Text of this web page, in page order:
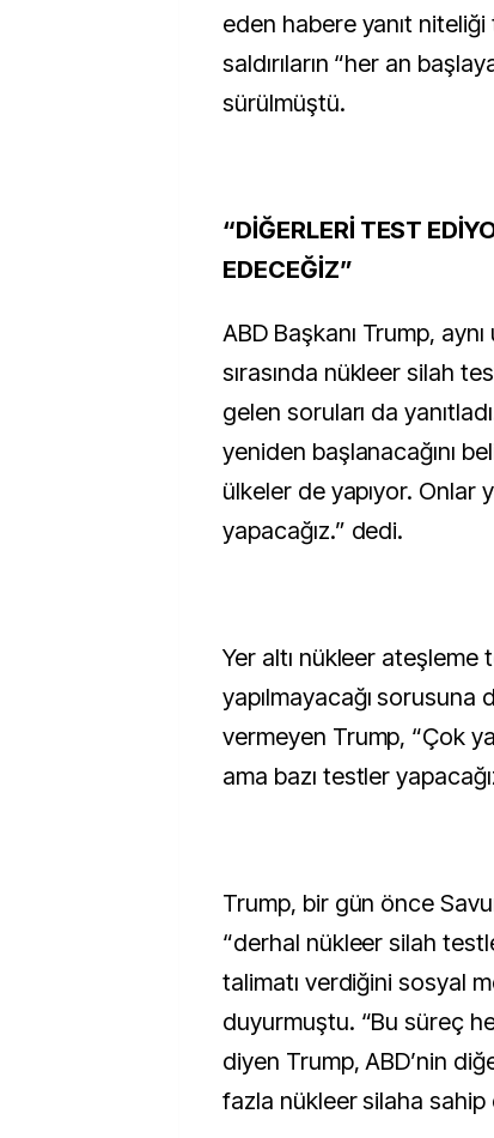
eden habere yanıt niteliği
saldırıların “her an
sürülmüştü.
“DİĞERLERİ TEST
EDECEĞİZ”
ABD Başkanı Trump,
sırasında nükleer silah
gelen soruları da
yeniden başlanacağını
ülkeler de yapıyor. Onlar
yapacağız.” dedi.
Yer altı nükleer ateşleme
yapılmayacağı sorusuna
vermeyen Trump, “Çok
ama bazı testler
Trump, bir gün önce
“derhal nükleer silah
talimatı verdiğini sosyal
duyurmuştu. “Bu süreç
diyen Trump, ABD’nin
fazla nükleer silaha sahip